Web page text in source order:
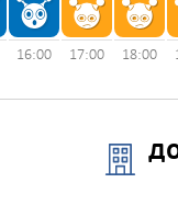
16:00 17:00 18:00